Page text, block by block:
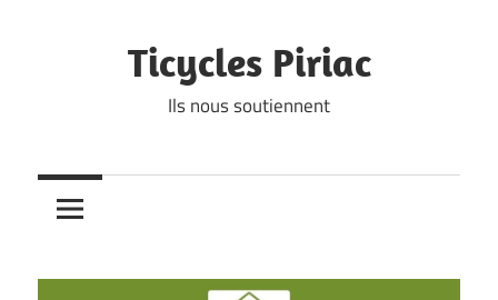
Ticycles Piriac
Ils nous soutiennent